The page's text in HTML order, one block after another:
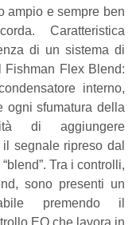
ampio e sempre ben
Caratteristica
di un sistema di
Fishman Flex Blend:
interno,
ogni sfumatura della
di aggiungere
segnale ripreso dal
Tra i controlli,
sono presenti un
premendo il
EQ che lavora in